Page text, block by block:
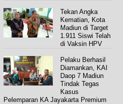
Tekan Angka
Kematian, Kota
Madiun di Target
1.911 Siswi Telah
di Vaksin HPV
Pelaku Berhasil
Diamankan, KAI
Daop 7 Madiun
Tindak Tegas
Kasus
Pelemparan KA Jayakarta Premium